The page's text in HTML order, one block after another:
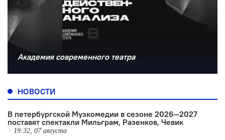
Академия современного театра
НОВОСТИ
В петербургской Музкомедии в сезоне 2026—2027
поставят спектакли Мильграм, Разенков, Чевик
19:32, 07 августа